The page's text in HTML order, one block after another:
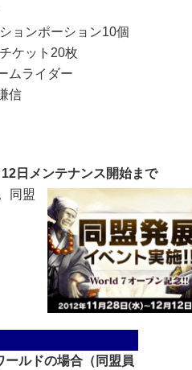
ョンポーション10個
ケット20枚
ムライダー
信
日メンテナンス開始まで
同盟
ールドの場合（同盟員